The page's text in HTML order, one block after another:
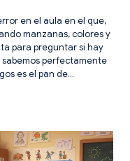
en el aula en el que,
manzanas, colores y
para preguntar si hay
sabemos perfectamente
es el pan de…